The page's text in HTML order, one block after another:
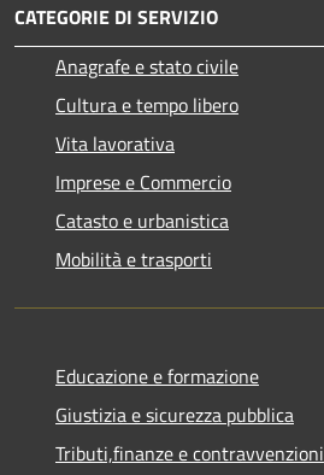
CATEGORIE DI SERVIZIO
Anagrafe e stato civile
Cultura e tempo libero
Vita lavorativa
Imprese e Commercio
Catasto e urbanistica
Mobilità e trasporti
Educazione e formazione
Giustizia e sicurezza pubblica
Tributi,finanze e contravvenzioni